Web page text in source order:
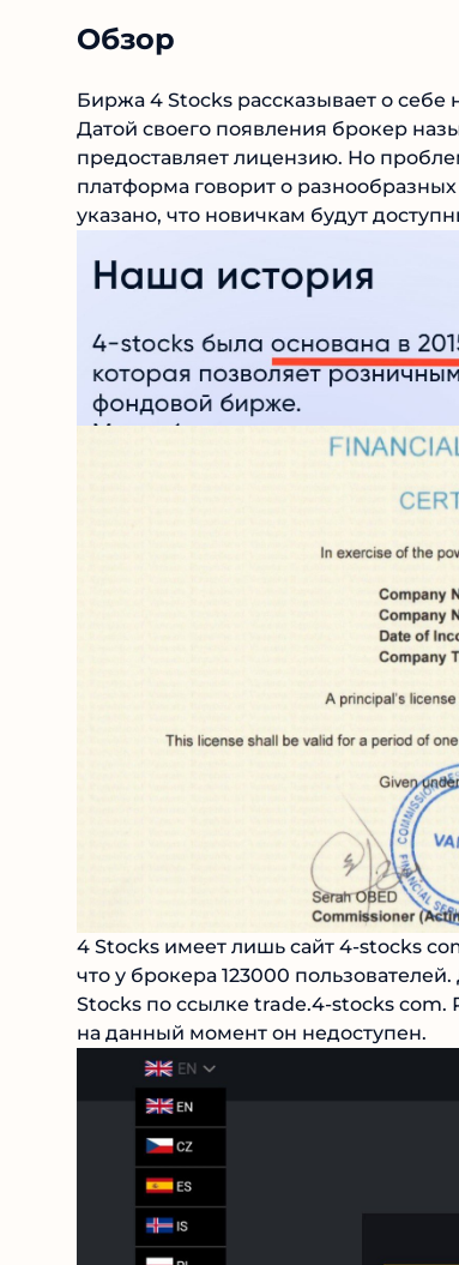
Обзор
Биржа 4 Stocks рассказывает о
Датой своего появления брокер
статуса предоставляет лицензию.
остальном же платформа говорит о
Например указано, что новичкам
4 Stocks имеет лишь сайт 4-stocks
что у брокера 123000
Stocks по ссылке trade.4-stocks
на данный момент он недоступен.